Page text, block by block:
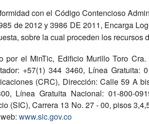
con el Código Contencioso
de 2012 y 3986 DE 2011, Encarga
sobre la cual proceden los recursos
por el MinTic, Edificio Murillo Toro
+57(1) 344 3460, Línea Gratuita:
(CRC), Dirección: Calle 59 A
Línea Gratuita Nacional: 01-800-
(SIC), Carrera 13 No. 27 - 00, pisos
www.sic.gov.co